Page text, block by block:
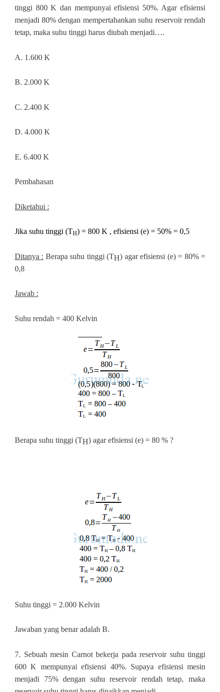
tinggi 800 K dan mempunyai efisiensi 50%. Agar efisiensi
menjadi 80% dengan mempertahankan suhu reservoir rendah
tetap, maka suhu tinggi harus diubah menjadi….
A. 1.600 K
B. 2.000 K
C. 2.400 K
D. 4.000 K
E. 6.400 K
Pembahasan
Diketahui :
Jika suhu tinggi (TH) = 800 K , efisiensi (e) = 50% = 0,5
Ditanya : Berapa suhu tinggi (TH) agar efisiensi (e) = 80% =
0,8
Jawab :
Suhu rendah = 400 Kelvin
Berapa suhu tinggi (TH) agar efisiensi (e) = 80 % ?
Suhu tinggi = 2.000 Kelvin
Jawaban yang benar adalah B.
7. Sebuah mesin Carnot bekerja pada reservoir suhu tinggi
600 K mempunyai efisiensi 40%. Supaya efisiensi mesin
menjadi 75% dengan suhu reservoir rendah tetap, maka